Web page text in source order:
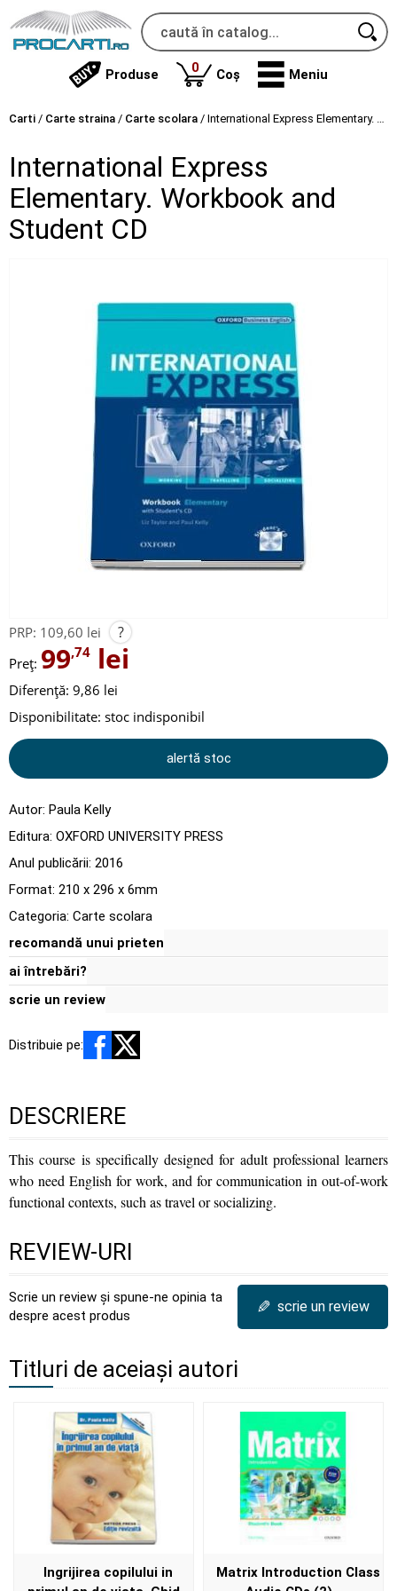
Produse 0produse
Coș Meniu
Carti / Carte straina / Carte scolara / International Express Elementary. Workbook and Student CD
International Express
Elementary. Workbook and
Student CD
PRP: 109,60 lei ?
Preț: 99,74 lei
Diferență: 9,86 lei
Disponibilitate: stoc indisponibil
alertă stoc
Autor: Paula Kelly
Editura: OXFORD UNIVERSITY PRESS
Anul publicării: 2016
Format: 210 x 296 x 6mm
Categoria: Carte scolara
recomandă unui prieten
ai întrebări?
scrie un review
Distribuie pe:
DESCRIERE
This course is specifically designed for adult professional learners
who need English for work, and for communication in out-of-work
functional contexts, such as travel or socializing.
REVIEW-URI
Scrie un review și spune-ne opinia ta
despre acest produs
✎ scrie un review
Titluri de aceiași autori
Ingrijirea copilului in
Matrix Introduction Class